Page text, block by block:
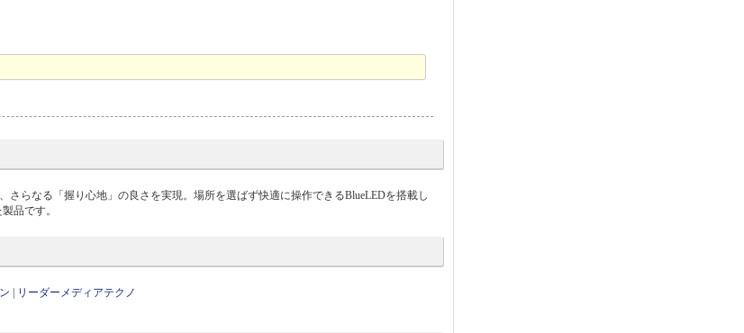
らなる「握り心地」の良さを実現。場所を選ばず快適に操作できるBlueLEDを搭載し
品です。
リーダーメディアテクノ